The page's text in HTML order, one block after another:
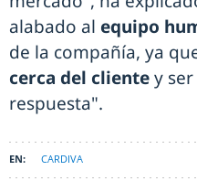
alabado al equipo
de la compañía, ya
cerca del clientey
respuesta".
CARDIVA